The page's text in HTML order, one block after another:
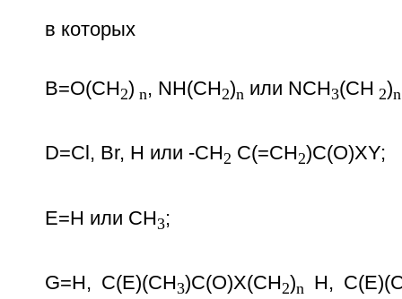
в которых
В=O(CH2) n, NH(CH2)n или NСН3(СН 2)n
D=Cl, Br, H или -CH2 C(=CH2)C(O)XY;
Е=Н или СН3;
G=H, С(Е)(СН3)С(O)Х(СН2)n Н,